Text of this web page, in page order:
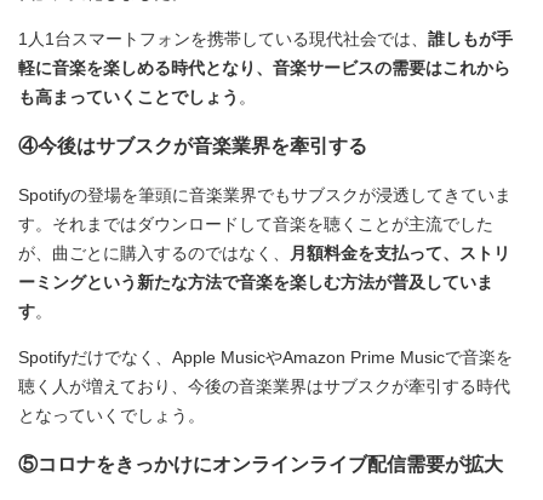
1人1台スマートフォンを携帯している現代社会では、 誰しもが手
軽に音楽を楽しめる時代となり、音楽サービスの需要はこれから
も高まっていくことでしょう 。
④今後はサブスクが音楽業界を牽引する
Spotifyの登場を筆頭に音楽業界でもサブスクが浸透してきていま
す。それまではダウンロードして音楽を聴くことが主流でした
が、曲ごとに購入するのではなく、
月額料金を支払って、ストリ
ーミングという新たな方法で音楽を楽しむ方法が普及していま
す。
Spotifyだけでなく、Apple MusicやAmazon Prime Musicで音楽を
聴く人が増えており、今後の音楽業界はサブスクが牽引する時代
となっていくでしょう。
⑤コロナをきっかけにオンラインライブ配信需要が拡大